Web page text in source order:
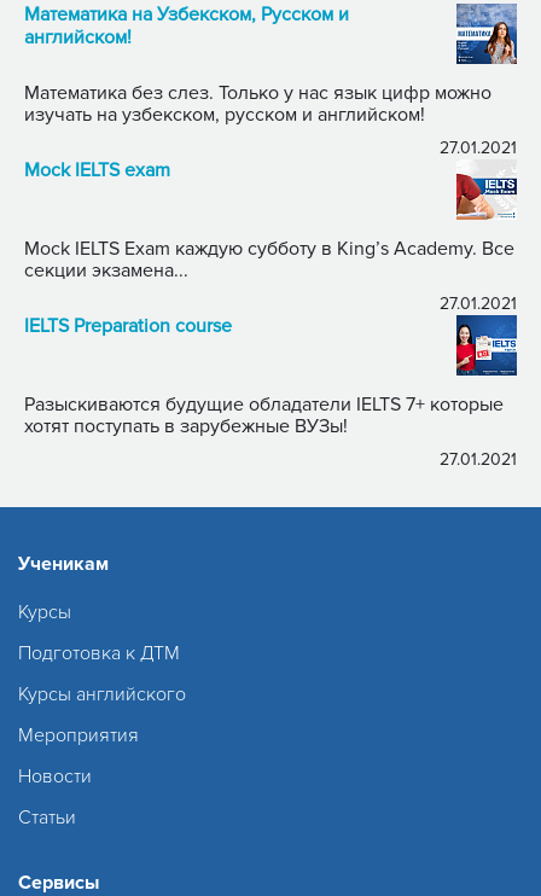
Математика на Узбекском, Русском и
английском!
Математика без слез. Только у нас язык цифр можно
изучать на узбекском, русском и английском!
27.01.2021
Mock IELTS exam
Mock IELTS Exam каждую субботу в King’s Academy. Все
секции экзамена...
27.01.2021
IELTS Preparation course
Разыскиваются будущие обладатели IELTS 7+ которые
хотят поступать в зарубежные ВУЗы!
27.01.2021
Ученикам
Курсы
Подготовка к ДТМ
Курсы английского
Мероприятия
Новости
Статьи
Сервисы